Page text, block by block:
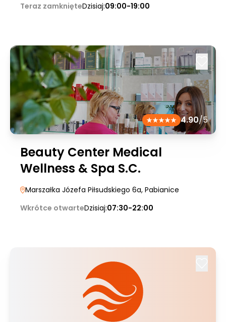
Teraz zamknięteDzisiaj:09:00-19:00
4.90/5
Beauty Center Medical
Wellness & Spa S.C.
Marszałka Józefa Piłsudskiego 6a, Pabianice
Wkrótce otwarteDzisiaj:07:30-22:00